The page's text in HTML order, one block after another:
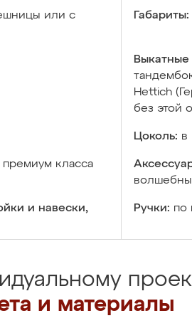
или с
Габариты:
Hettich
без этой
Цоколь: в
премиум класса
и навески,
Ручки: по
и материалы